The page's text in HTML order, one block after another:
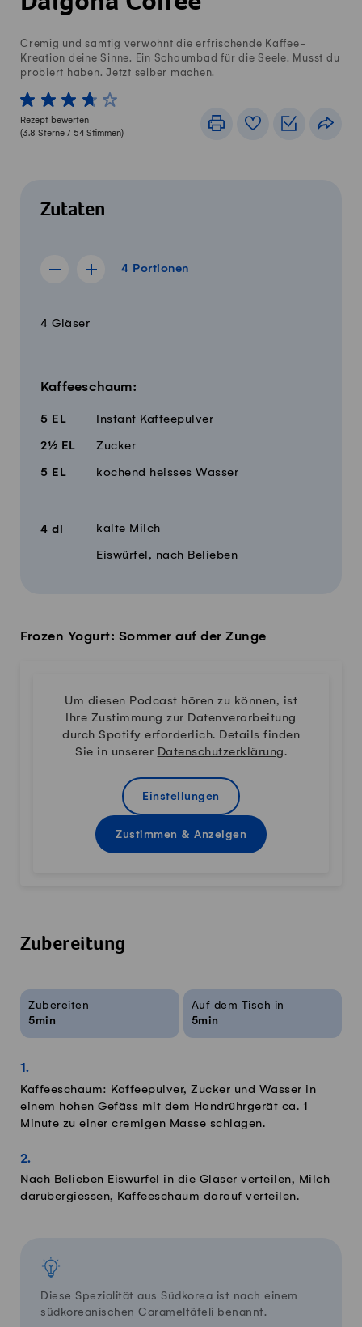
Cremig und samtig verwöhnt die erfrischende Kaffee-
Kreation deine Sinne. Ein Schaumbad für die Seele. Musst du
probiert haben. Jetzt selber machen.
1 von 5 Sterne
2 von 5 Sterne
3 von 5 Sterne
4 von 5 Sterne
5 von 5 Sterne
Rezept bewerten
(3.8 Sterne / 54 Stimmen)
DruckenRezeptbuch
Zutaten
4 Portionen
Rezept für 3 Portionen anzeigen
Rezept für 5 Portionen anzeigen
4 Portionen
MengeZutaten
4 Gläser
Kaffeeschaum:
5 EL Instant Kaffeepulver
2½ EL Zucker
5 EL kochend heisses Wasser
4 dl kalte Milch
Eiswürfel, nach Belieben
Frozen Yogurt: Sommer auf der Zunge
Um diesen Podcast hören zu können, ist
Ihre Zustimmung zur Datenverarbeitung
durch Spotify erforderlich. Details finden
Sie in unserer Datenschutzerklärung.
Einstellungen
Zustimmen & Anzeigen
Zubereitung
Rezeptinfos
Zubereiten
5min
Auf dem Tisch in
5min
Kaffeeschaum: Kaffeepulver, Zucker und Wasser in
einem hohen Gefäss mit dem Handrührgerät ca. 1
Minute zu einer cremigen Masse schlagen.
Nach Belieben Eiswürfel in die Gläser verteilen, Milch
darübergiessen, Kaffeeschaum darauf verteilen.
Diese Spezialität aus Südkorea ist nach einem
südkoreanischen Carameltäfeli benannt.